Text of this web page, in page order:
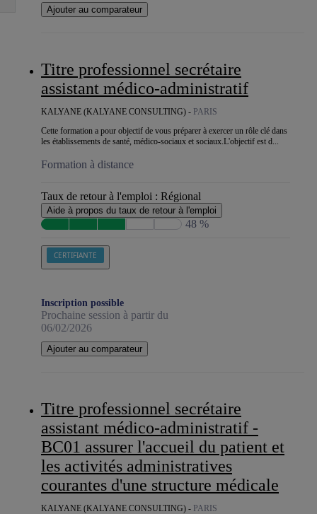
Ajouter au comparateur
Titre professionnel secrétaire
assistant médico-administratif
KALYANE (KALYANE CONSULTING) - PARIS
Cette formation a pour objectif de vous préparer à exercer un rôle clé dans
les établissements de santé, médico-sociaux et sociaux.L'objectif est d...
Formation à distance
Taux de retour à l'emploi : Régional
Aide à propos du taux de retour à l'emploi
48 %
CERTIFIANTE
Inscription possible
Prochaine session à partir du
06/02/2026
Ajouter au comparateur
Titre professionnel secrétaire
assistant médico-administratif -
BC01 assurer l'accueil du patient et
les activités administratives
courantes d'une structure médicale
KALYANE (KALYANE CONSULTING) - PARIS